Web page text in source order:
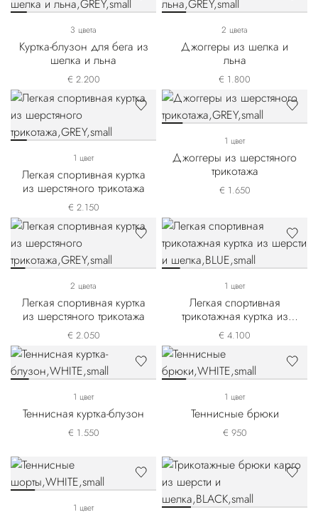
3 цвета
Куртка-блузон для бега из
шелка и льна
€ 2.200
2 цвета
Джоггеры из шелка и
льна
€ 1.800
1 цвет
Легкая спортивная куртка
из шерстяного трикотажа
€ 2.150
1 цвет
Джоггеры из шерстяного
трикотажа
€ 1.650
2 цвета
Легкая спортивная куртка
из шерстяного трикотажа
€ 2.050
1 цвет
Легкая спортивная
трикотажная куртка из
шерсти и шелка
€ 4.100
1 цвет
Теннисная куртка-блузон
€ 1.550
1 цвет
Теннисные брюки
€ 950
1 цвет